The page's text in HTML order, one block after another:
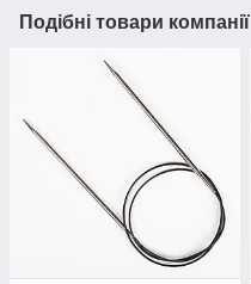
Подібні товари компанії